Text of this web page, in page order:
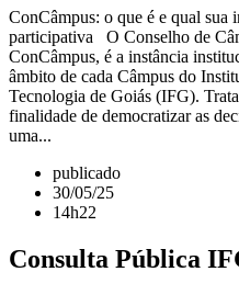
ConCâmpus: o que é e qual sua
participativa O Conselho de
ConCâmpus, é a instância
âmbito de cada Câmpus do
Tecnologia de Goiás (IFG).
finalidade de democratizar as
uma...
publicado
30/05/25
14h22
Consulta Pública